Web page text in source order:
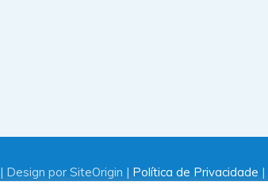
| Design por SiteOrigin | Política de Privacidade |